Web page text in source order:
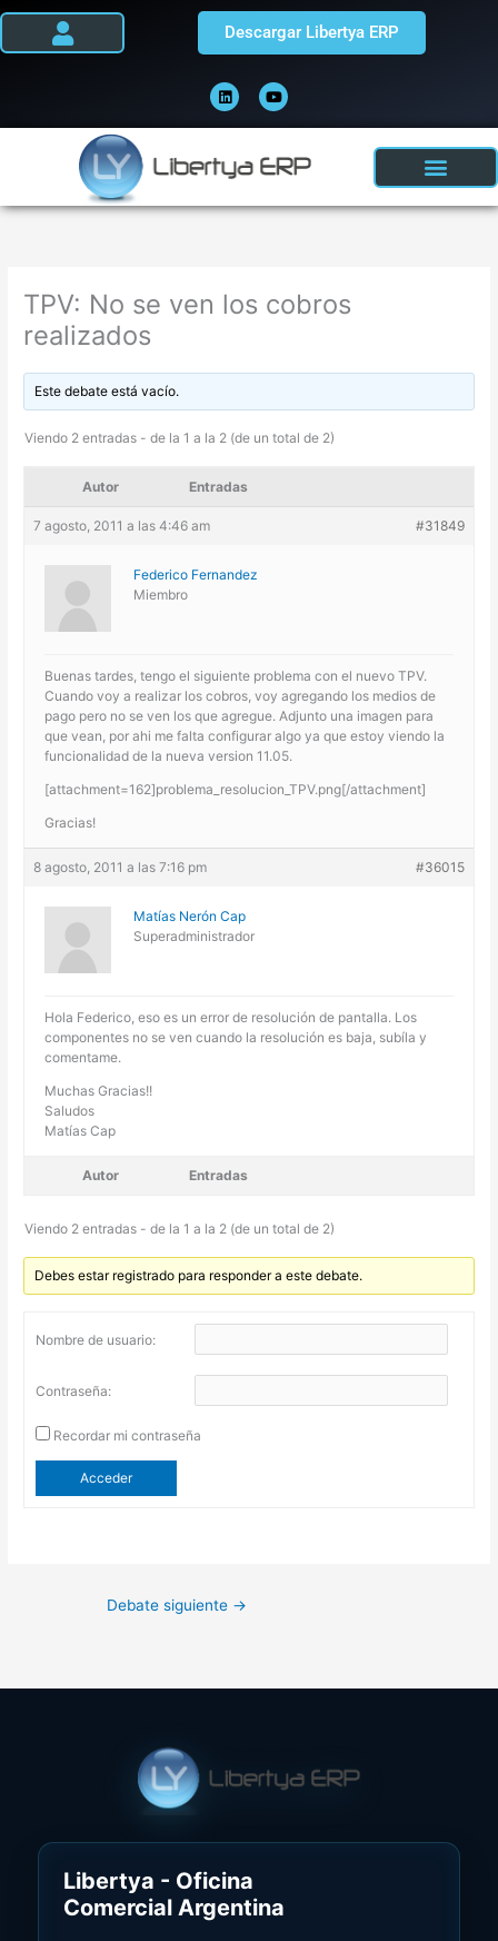
Ir
i
n
k
e
i
n
o
u
t
u
e
Descargar Libertya ERP
TPV: No se ven los cobros
realizados
Este debate está vacío.
Viendo 2 entradas - de la 1 a la 2 (de un total de 2)
Autor Entradas
7 agosto, 2011 a las 4:46 am #31849
Federico Fernandez
Miembro
Buenas tardes, tengo el siguiente problema con el nuevo TPV.
Cuando voy a realizar los cobros, voy agregando los medios de
pago pero no se ven los que agregue. Adjunto una imagen para
que vean, por ahi me falta configurar algo ya que estoy viendo la
funcionalidad de la nueva version 11.05.
[attachment=162]problema_resolucion_TPV.png[/attachment]
Gracias!
8 agosto, 2011 a las 7:16 pm #36015
Matías Nerón Cap
Superadministrador
Hola Federico, eso es un error de resolución de pantalla. Los
componentes no se ven cuando la resolución es baja, subíla y
comentame.
Muchas Gracias!!
Saludos
Matías Cap
Autor Entradas
Viendo 2 entradas - de la 1 a la 2 (de un total de 2)
Debes estar registrado para responder a este debate.
Nombre de usuario:
Contraseña:
Recordar mi contraseña
Acceder
Debate siguiente →
Libertya - Oficina
Comercial Argentina